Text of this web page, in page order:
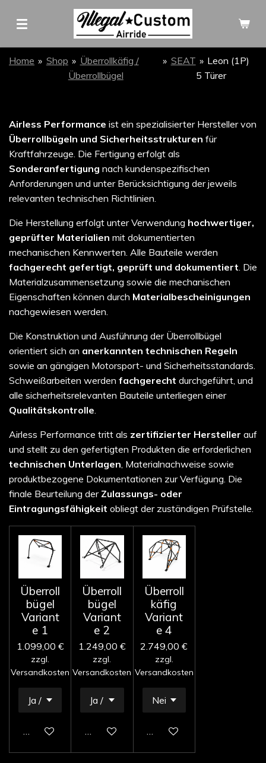
Hauptinhalt
Home » Shop » Überrollkäfig /
Überrollbügel
» SEAT » Leon (1P)
5 Türer
Airless Performance ist ein spezialisierter Hersteller von
Überrollbügeln und Sicherheitsstrukturen für
Kraftfahrzeuge. Die Fertigung erfolgt als
Sonderanfertigung nach kundenspezifischen
Anforderungen und unter Berücksichtigung der jeweils
relevanten technischen Richtlinien.
Die Herstellung erfolgt unter Verwendung hochwertiger,
geprüfter Materialien mit dokumentierten
mechanischen Kennwerten. Alle Bauteile werden
fachgerecht gefertigt, geprüft und dokumentiert. Die
Materialzusammensetzung sowie die mechanischen
Eigenschaften können durch Materialbescheinigungen
nachgewiesen werden.
Die Konstruktion und Ausführung der Überrollbügel
orientiert sich an anerkannten technischen Regeln
sowie an gängigen Motorsport- und Sicherheitsstandards.
Schweißarbeiten werden fachgerecht durchgeführt, und
alle sicherheitsrelevanten Bauteile unterliegen einer
Qualitätskontrolle.
Airless Performance tritt als zertifizierter Hersteller auf
und stellt zu den gefertigten Produkten die erforderlichen
technischen Unterlagen, Materialnachweise sowie
produktbezogene Dokumentationen zur Verfügung. Die
finale Beurteilung der Zulassungs- oder
Eintragungsfähigkeit obliegt der zuständigen Prüfstelle.
Überroll
bügel
Variant
e 1
1.099,00 €
zzgl.
Versandkosten
In den Warenkorb
Überroll
bügel
Variant
e 2
1.249,00 €
zzgl.
Versandkosten
In den Warenkorb
Überroll
käfig
Variant
e 4
2.749,00 €
zzgl.
Versandkosten
In den Warenkorb